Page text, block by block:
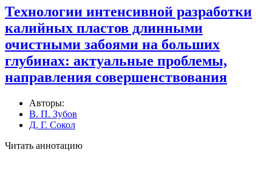
Технологии интенсивной разработки
калийных пластов длинными
очистными забоями на больших
глубинах: актуальные проблемы,
направления совершенствования
Авторы:
В. П. Зубов
Д. Г. Сокол
Читать аннотацию